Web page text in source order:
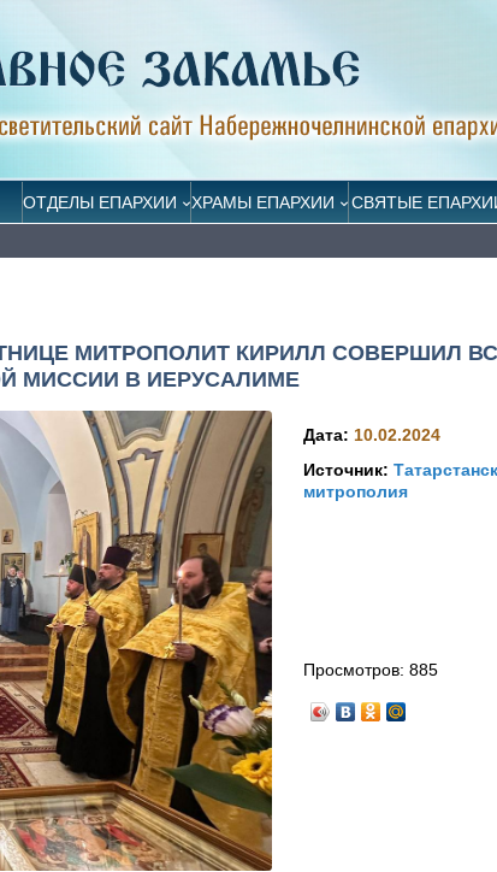
ОТДЕЛЫ ЕПАРХИИ ХРАМЫ ЕПАРХИИ СВЯТЫЕ
МИТРОПОЛИТ КИРИЛЛ СОВЕРШИЛ
МИССИИ В ИЕРУСАЛИМЕ
Дата: 10.02.2024
Источник:
митрополия
Просмотров:885